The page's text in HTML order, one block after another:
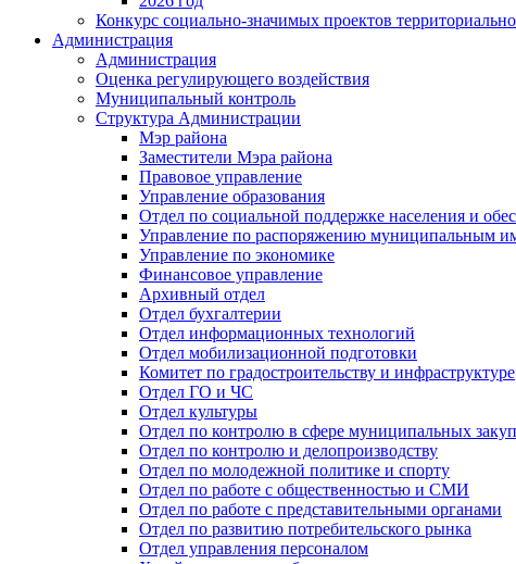
Конкурс социально-значимых проектов
Администрация
Администрация
Оценка регулирующего воздействия
Муниципальный контроль
Структура Администрации
Мэр района
Заместители Мэра района
Правовое управление
Управление образования
Отдел по социальной поддержке населения и
Управление по распоряжению муниципальным
Управление по экономике
Финансовое управление
Архивный отдел
Отдел бухгалтерии
Отдел информационных технологий
Отдел мобилизационной подготовки
Комитет по градостроительству и инфраструктуре
Отдел ГО и ЧС
Отдел культуры
Отдел по контролю в сфере муниципальных
Отдел по контролю и делопроизводству
Отдел по молодежной политике и спорту
Отдел по работе с общественностью и СМИ
Отдел по работе с представительными органами
Отдел по развитию потребительского рынка
Отдел управления персоналом